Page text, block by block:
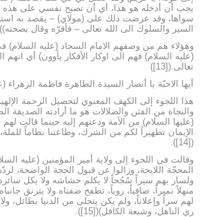
يجب أن أدخله هو هذا، أي أن تصبح نفسي على هذه
سواها، وقد عرضت ذلك على (مولاي) – يقصد به
السير والسلوك الى الله تعالى – فأقرّه وقال
وهؤلاء هم من وصفهم الامام السجاد (عليه السلام)
(عليه السلام) فهم الى اوكار الأفكار يأوون) أي انهم
تعالى.([13])
أيها الاحبّة يا أنصار السيدة الطاهرة فاطمة الزهراء
هذا اللجوء إلى الكهف المعنوي لتحصيل الرحمة
والنجاة من الفتن والضلالات هو ما أرادته الصديقة
(عليها السلام) من الأمة ودعتهم إليه حينما قالت
الإيمان تطهيراً لكم من الشرك، وطاعتنا نظاماً للملة،
([14]).
وقالت في اللجوء إلى ولاية أمير المؤمنين (عليه
المحجّة اللايحة، وزالوا عن قبول الحجة الواضحة،
ولسار بهم سيراً سُجُحاً لا يكلم حشاشه ولا يكل سائره
منهلاً نميراً، صافياً، روياً، تطفح ضفتاه ولا يترنق
لهم سراً وإعلاناً، ولم يكن يتحلى من الدنيا بطائل،
ري الناهل، وشبعة الكافل)([15]).